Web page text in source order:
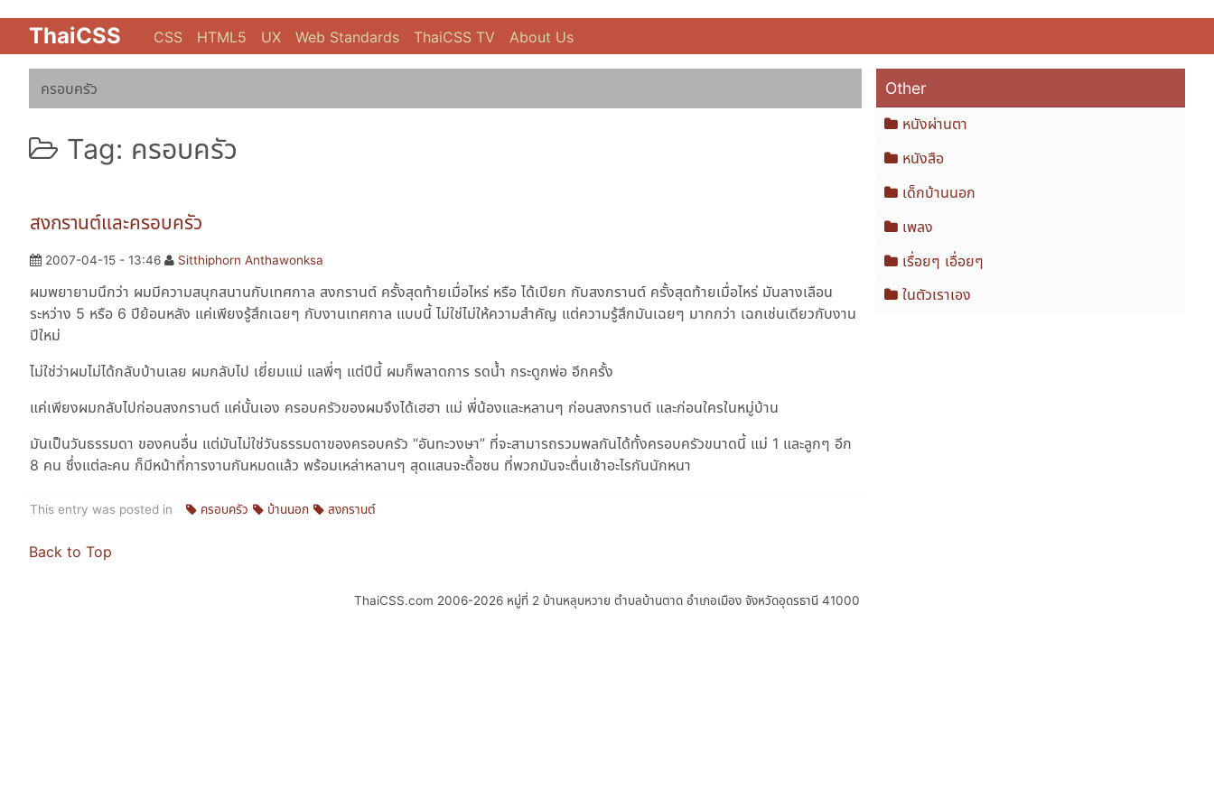
ThaiCSS CSS HTML5 UX Web Standards ThaiCSS TV About Us
ครอบครัว
Tag: ครอบครัว
สงกรานต์และครอบครัว
2007-04-15 - 13:46 Sitthiphorn Anthawonksa
ผมพยายามนึกว่า ผมมีความสนุกสนานกับเทศกาล สงกรานต์ ครั้งสุดท้ายเมื่อไหร่ หรือ ได้เปียก กับสงกรานต์ ครั้งสุดท้ายเมื่อไหร่ มันลางเลือน
ระหว่าง 5 หรือ 6 ปีย้อนหลัง แค่เพียงรู้สึกเฉยๆ กับงานเทศกาล แบบนี้ ไม่ใช่ไม่ให้ความสำคัญ แต่ความรู้สึกมันเฉยๆ มากกว่า เฉกเช่นเดียวกับงาน
ปีใหม่
ไม่ใช่ว่าผมไม่ได้กลับบ้านเลย ผมกลับไป เยี่ยมแม่ แลพี่ๆ แต่ปีนี้ ผมก็พลาดการ รดน้ำ กระดูกพ่อ อีกครั้ง
แค่เพียงผมกลับไปก่อนสงกรานต์ แค่นั้นเอง ครอบครัวของผมจึงได้เฮฮา แม่ พี่น้องและหลานๆ ก่อนสงกรานต์ และก่อนใครในหมู่บ้าน
มันเป็นวันธรรมดา ของคนอื่น แต่มันไม่ใช่วันธรรมดาของครอบครัว “อันทะวงษา” ที่จะสามารถรวมพลกันได้ทั้งครอบครัวขนาดนี้ แม่ 1 และลูกๆ อีก
8 คน ซึ่งแต่ละคน ก็มีหน้าที่การงานกันหมดแล้ว พร้อมเหล่าหลานๆ สุดแสนจะดื้อซน ที่พวกมันจะตื่นเช้าอะไรกันนักหนา
This entry was posted in ครอบครัว บ้านนอก สงกรานต์
Back to Top
Other
หนังผ่านตา
หนังสือ
เด็กบ้านนอก
เพลง
เรื่อยๆ เอื่อยๆ
ในตัวเราเอง
ThaiCSS.com 2006-2026 หมู่ที่ 2 บ้านหลุบหวาย ตำบลบ้านตาด อำเภอเมือง จังหวัดอุดรธานี 41000